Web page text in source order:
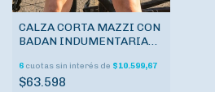
CALZA CORTA MAZZI CON
BADAN INDUMENTARIA
6 cuotas sin interés de $10.599,67
$63.598